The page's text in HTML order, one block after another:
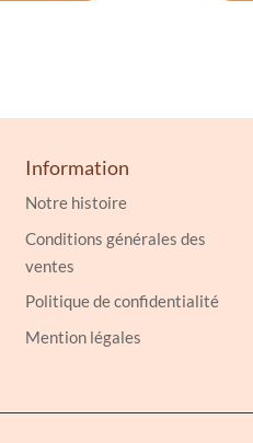
peuvent
sur
page
Information
Notre histoire
Conditions générales des
ventes
Politique de confidentialité
Mention légales